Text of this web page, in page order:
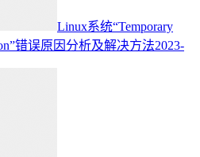
Linux系统“Temporary
错误原因分析及解决方法2023-